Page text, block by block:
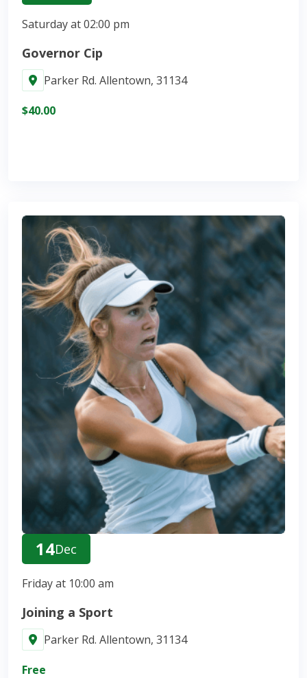
Saturday at 02:00 pm
Governor Cip
Parker Rd. Allentown, 31134
$40.00
14Dec
Friday at 10:00 am
Joining a Sport
Parker Rd. Allentown, 31134
Free